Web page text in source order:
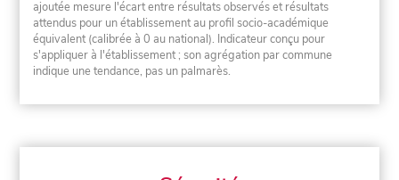
ajoutée mesure l'écart entre résultats observés et résultats
attendus pour un établissement au profil socio-académique
équivalent (calibrée à 0 au national). Indicateur conçu pour
s'appliquer à l'établissement ; son agrégation par commune
indique une tendance, pas un palmarès.